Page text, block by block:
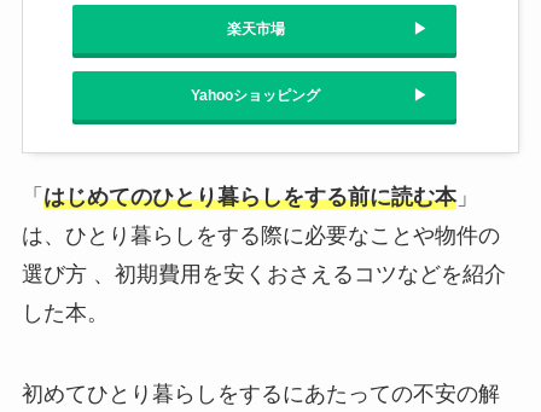
楽天市場
Yahooショッピング
「 はじめてのひとり暮らしをする前に読む本」
は、ひとり暮らしをする際に必要なことや物件の
選び方 、初期費用を安くおさえるコツなどを紹介
した本。
初めてひとり暮らしをするにあたっての不安の解